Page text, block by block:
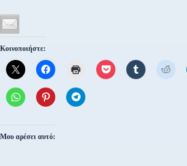
Κοινοποιήστε:
Μου αρέσει αυτό: